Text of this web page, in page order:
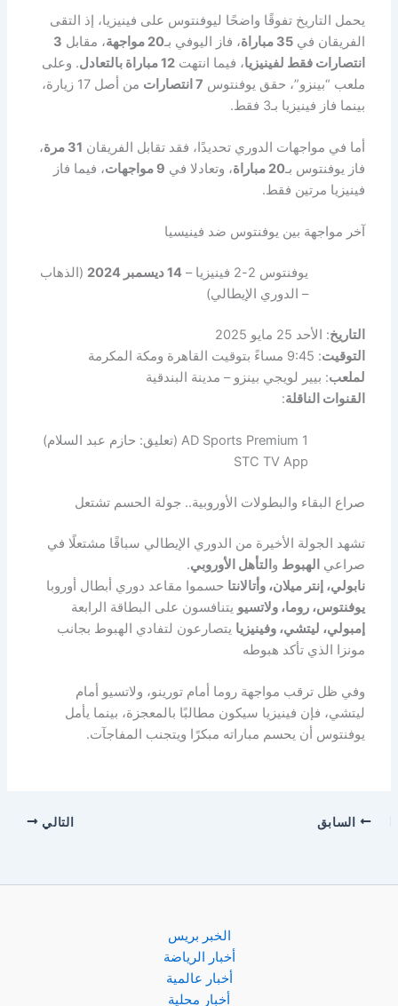
يحمل التاريخ تفوقًا واضحًا ليوفنتوس على فينيزيا، إذ التقى
الفريقان في35 مباراة ، فاز اليوفي بـ20 مواجهة ، مقابل 3
انتصارات فقط لفينيزيا، فيما انتهت12 مباراة بالتعادل
. وعلى
ملعب “بينزو”، حقق يوفنتوس 7 انتصارات
من أصل 17 زيارة،
بينما فاز فينيزيا بـ3 فقط.
أما في مواجهات الدوري تحديدًا، فقد تقابل الفريقان 31 مرة
،
فاز يوفنتوس بـ20 مباراة ، وتعادلا في 9 مواجهات
، فيما فاز
فينيزيا مرتين فقط.
آخر مواجهة بين يوفنتوس ضد فينيسيا
يوفنتوس 2-2 فينيزيا – 14 ديسمبر 2024
(الذهاب
– الدوري الإيطالي)
التاريخ: الأحد 25 مايو 2025
التوقيت: 9:45 مساءً بتوقيت القاهرة ومكة المكرمة
لملعب: بيير لويجي بينزو – مدينة البندقية
القنوات الناقلة:
AD Sports Premium 1 (تعليق: حازم عبد السلام)
STC TV App
صراع البقاء والبطولات الأوروبية.. جولة الحسم تشتعل
تشهد الجولة الأخيرة من الدوري الإيطالي سباقًا مشتعلًا في
صراعي الهبوط و التأهل الأوروبي.
نابولي، إنتر ميلان، وأتالانتا حسموا مقاعد دوري أبطال أوروبا
يوفنتوس، روما، ولاتسيو يتنافسون على البطاقة الرابعة
إمبولي، ليتشي، وفينيزيا يتصارعون لتفادي الهبوط بجانب
مونزا الذي تأكد هبوطه
وفي ظل ترقب مواجهة روما أمام تورينو، ولاتسيو أمام
ليتشي، فإن فينيزيا سيكون مطالبًا بالمعجزة، بينما يأمل
يوفنتوس أن يحسم مباراته مبكرًا ويتجنب المفاجآت.
السابق التالي
الخبر بريس
أخبار الرياضة
أخبار عالمية
أخبار محلية